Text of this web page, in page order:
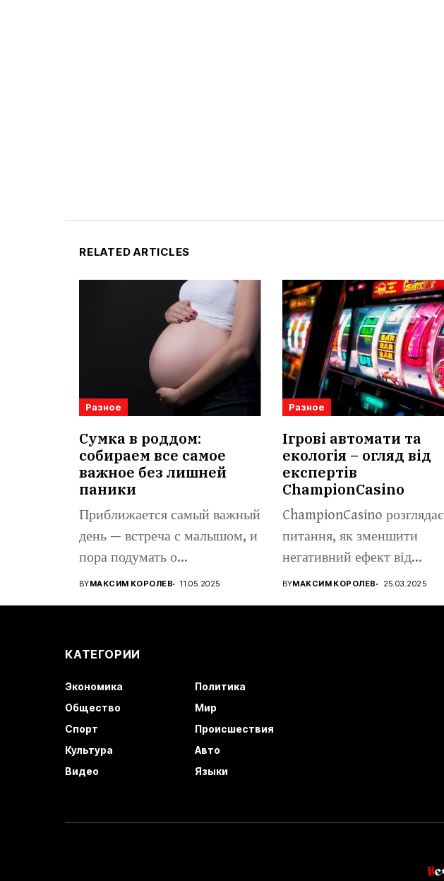
RELATED ARTICLES
Разное
Сумка в роддом:
собираем все самое
важное без лишней
паники
Приближается самый важный
день — встреча с малышом, и
пора подумать о...
BYМАКСИМ КОРОЛЕВ 11.05.2025
Разное
Ігрові автомати та
екологія – огляд від
експертів
ChampionCasino
ChampionCasino розглядає
питання, як зменшити
негативний ефект від
виробництва ігрових
BYМАКСИМ КОРОЛЕВ 25.03.2025
КАТЕГОРИИ
Экономика
Политика
Общество
Мир
Спорт
Происшествия
Культура
Авто
Видео
Языки